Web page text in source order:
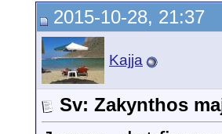
2015-10-28, 21:37
Kajja
Sv: Zakynthos